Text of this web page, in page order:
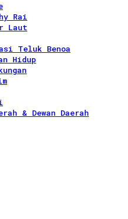
Rai
Laut
Teluk Benoa
Hidup
& Dewan Daerah